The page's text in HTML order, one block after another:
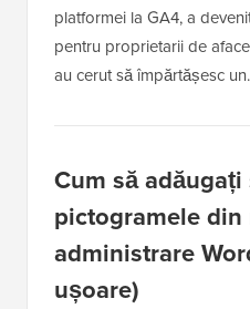
platformei la GA4, a
pentru proprietarii de
au cerut să împărtășesc
Cum să
pictogramele
administrare
ușoare)